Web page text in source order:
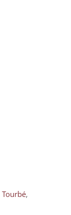
Tourbé,